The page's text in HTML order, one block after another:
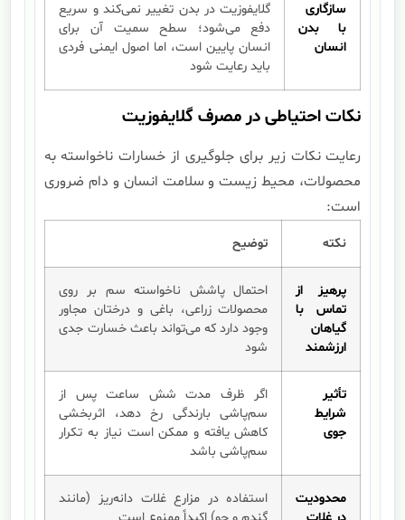
سازگاری
با بدن
انسان
گلایفوزیت در بدن تغییر نمی‌کند و سریع
دفع می‌شود؛ سطح سمیت آن برای
انسان پایین است، اما اصول ایمنی فردی
باید رعایت شود
نکات احتیاطی در مصرف گلایفوزیت
رعایت نکات زیر برای جلوگیری از خسارات ناخواسته به
محصولات، محیط زیست و سلامت انسان و دام ضروری
است:
نکته توضیح
پرهیز از
تماس با
گیاهان
ارزشمند
احتمال پاشش ناخواسته سم بر روی
محصولات زراعی، باغی و درختان مجاور
وجود دارد که می‌تواند باعث خسارت جدی
شود
تأثیر
شرایط
جوی
اگر ظرف مدت شش ساعت پس از
سم‌پاشی بارندگی رخ دهد، اثربخشی
کاهش یافته و ممکن است نیاز به تکرار
سم‌پاشی باشد
محدودیت
استفاده در مزارع غلات دانه‌ریز (مانند